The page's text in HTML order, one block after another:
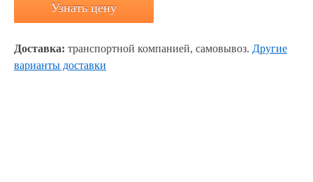
Узнать цену
Доставка: транспортной компанией, самовывоз. Другие
варианты доставки